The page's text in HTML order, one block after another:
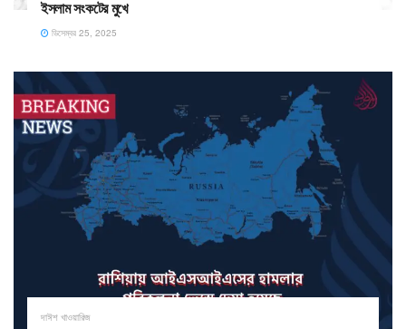
ইসলাম সংকটের মুখে
ডিসেম্বর 25, 2025
দাঈশ খাওয়ারিজ